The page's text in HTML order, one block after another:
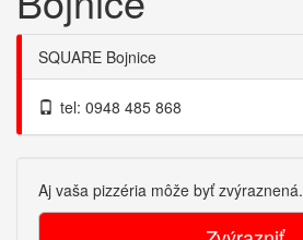
SQUARE Bojnice
tel: 0948 485 868
Aj vaša pizzéria môže byť zvýraznená.